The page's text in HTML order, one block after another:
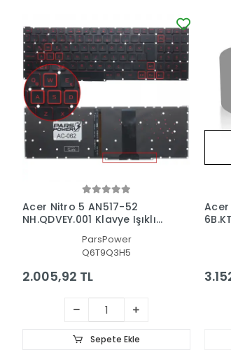
Acer Nitro 5 AN517-52
NH.QDVEY.001 Klavye Işıklı
ParsPower
Q6T9Q3H5
2.005,92 TL
Sepete Ekle
Acer